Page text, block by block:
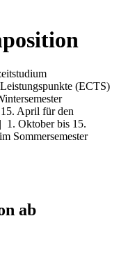
(ECTS)
April für den
1. Oktober bis 15.
Sommersemester
ab